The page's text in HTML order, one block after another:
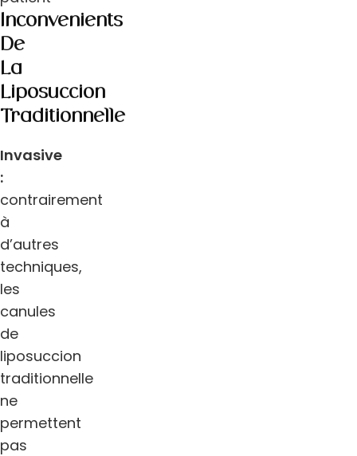
Inconvénients
De
La
Liposuccion
Traditionnelle
Invasive
:
contrairement
à
d’autres
techniques,
les
canules
de
liposuccion
traditionnelle
ne
permettent
pas